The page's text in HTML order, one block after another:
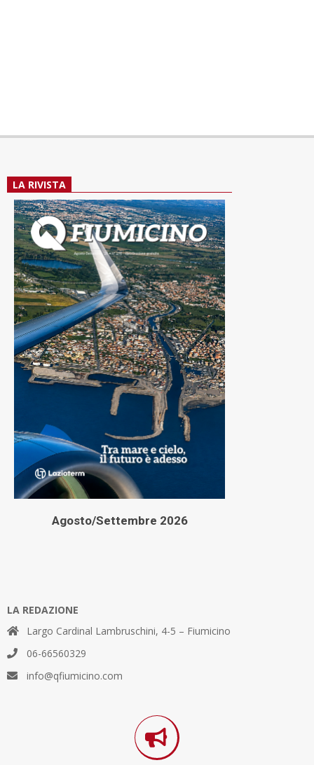
LA RIVISTA
Agosto/Settembre 2026
LA REDAZIONE
Largo Cardinal Lambruschini, 4-5 – Fiumicino
06-66560329
info@qfiumicino.com